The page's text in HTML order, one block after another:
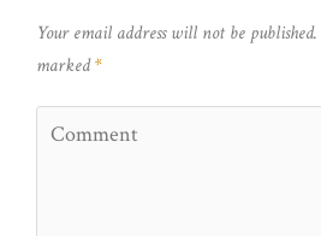
Your email address will not be published.
marked*